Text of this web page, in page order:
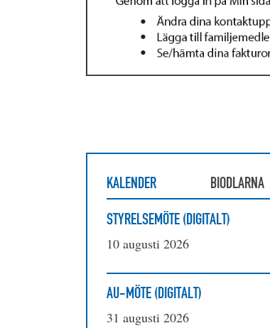
KALENDER
BIODLARNA
STYRELSEMÖTE (DIGITALT)
10 augusti 2026
AU-MÖTE (DIGITALT)
31 augusti 2026